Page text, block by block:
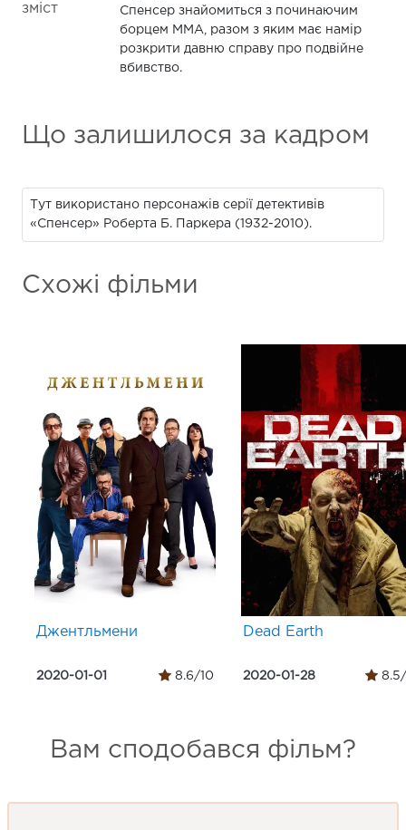
зміст
Спенсер знайомиться з починаючим
борцем MMA, разом з яким має намір
розкрити давню справу про подвійне
вбивство.
Що залишилося за кадром
Тут використано персонажів серії детективів
«Спенсер» Роберта Б. Паркера (1932-2010).
Схожі фільми
Джентльмени
2020-01-01 8.6/10
Dead Earth
2020-01-28 8.5/
Вам сподобався фільм?